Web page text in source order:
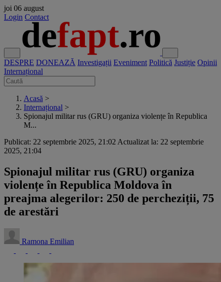
joi 06 august
Login Contact
DESPRE DONEAZĂ Investigații Eveniment Politică Justiție Opinii
Internațional
Acasă >
Internațional >
Spionajul militar rus (GRU) organiza violențe în Republica
M...
Publicat: 22 septembrie 2025, 21:02 Actualizat la: 22 septembrie
2025, 21:04
Spionajul militar rus (GRU) organiza
violențe în Republica Moldova în
preajma alegerilor: 250 de percheziții, 75
de arestări
Ramona Emilian